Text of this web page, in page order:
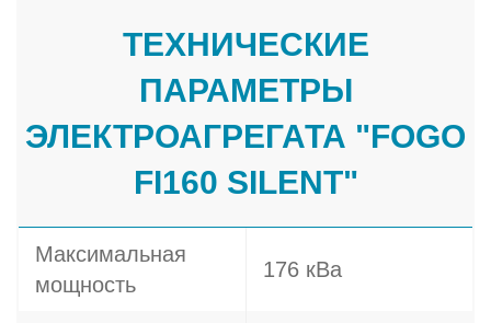
ТЕХНИЧЕСКИЕ
ПАРАМЕТРЫ
ЭЛЕКТРОАГРЕГАТА "FOGO
FI160 SILENT"
Максимальная
мощность
176 кВа